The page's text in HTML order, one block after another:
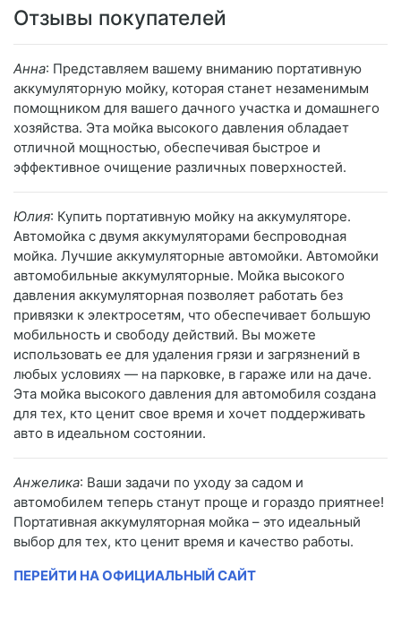
Отзывы покупателей
Анна: Представляем вашему вниманию портативную
аккумуляторную мойку, которая станет незаменимым
помощником для вашего дачного участка и домашнего
хозяйства. Эта мойка высокого давления обладает
отличной мощностью, обеспечивая быстрое и
эффективное очищение различных поверхностей.
Юлия: Купить портативную мойку на аккумуляторе.
Автомойка с двумя аккумуляторами беспроводная
мойка. Лучшие аккумуляторные автомойки. Автомойки
автомобильные аккумуляторные. Мойка высокого
давления аккумуляторная позволяет работать без
привязки к электросетям, что обеспечивает большую
мобильность и свободу действий. Вы можете
использовать ее для удаления грязи и загрязнений в
любых условиях — на парковке, в гараже или на даче.
Эта мойка высокого давления для автомобиля создана
для тех, кто ценит свое время и хочет поддерживать
авто в идеальном состоянии.
Анжелика: Ваши задачи по уходу за садом и
автомобилем теперь станут проще и гораздо приятнее!
Портативная аккумуляторная мойка – это идеальный
выбор для тех, кто ценит время и качество работы.
ПЕРЕЙТИ НА ОФИЦИАЛЬНЫЙ САЙТ